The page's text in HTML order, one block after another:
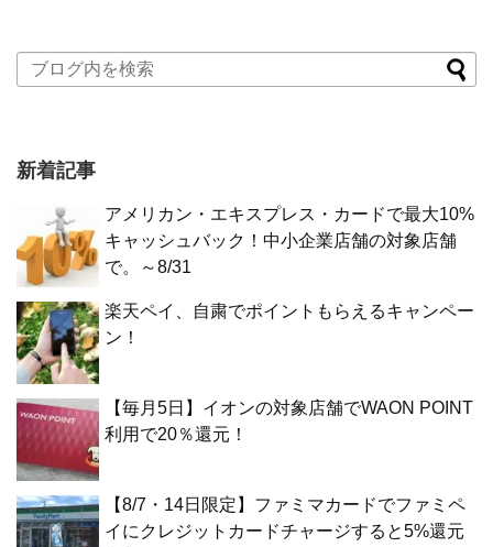
新着記事
アメリカン・エキスプレス・カードで最大10%
キャッシュバック！中小企業店舗の対象店舗
で。～8/31
楽天ペイ、自粛でポイントもらえるキャンペー
ン！
【毎月5日】イオンの対象店舗でWAON POINT
利用で20％還元！
【8/7・14日限定】ファミマカードでファミペ
イにクレジットカードチャージすると5%還元